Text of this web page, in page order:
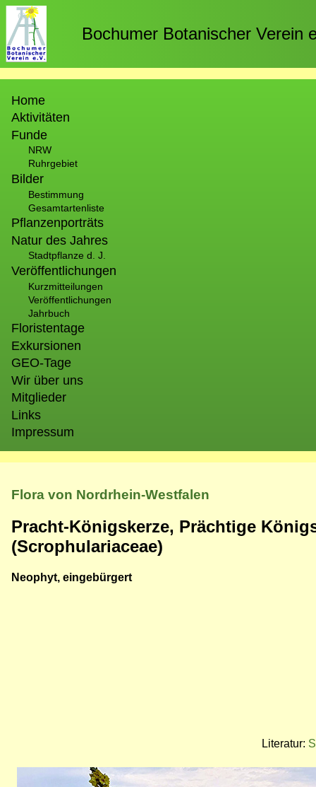
Direkt
zum
Inhalt
Bochumer Botanischer Verein
Home
Aktivitäten
Funde
NRW
Ruhrgebiet
Bilder
Bestimmung
Gesamtartenliste
Pflanzenporträts
Natur des Jahres
Stadtpflanze d. J.
Veröffentlichungen
Kurzmitteilungen
Veröffentlichungen
Jahrbuch
Floristentage
Exkursionen
GEO-Tage
Wir über uns
Mitglieder
Links
Impressum
Flora von Nordrhein-Westfalen
Pracht-Königskerze, Prächtige
(Scrophulariaceae)
Neophyt, eingebürgert
Literatur: